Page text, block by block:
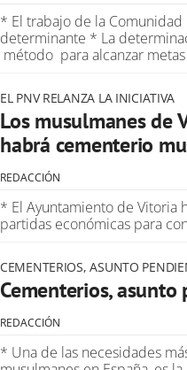
* El trabajo de la
determinante * La
método para alcanzar metas
EL PNV RELANZA LA INICIATIVA
Los musulmanes de
habrá cementerio
REDACCIÓN
* El Ayuntamiento de
partidas económicas para
CEMENTERIOS, ASUNTO
Cementerios, asunto
REDACCIÓN
* Una de las necesidades